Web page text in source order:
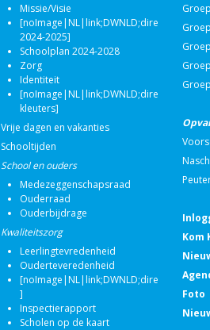
Missie/Visie
2024-2025]
Schoolplan 2024-2028
Zorg
Identiteit
kleuters]
Vrije dagen en vakanties
Schooltijden
School en ouders
Medezeggenschapsraad
Ouderraad
Ouderbijdrage
Kwaliteitszorg
Leerlingtevredenheid
Ouderteveredenheid
]
Inspectierapport
Scholen op de kaart
Kom
Foto